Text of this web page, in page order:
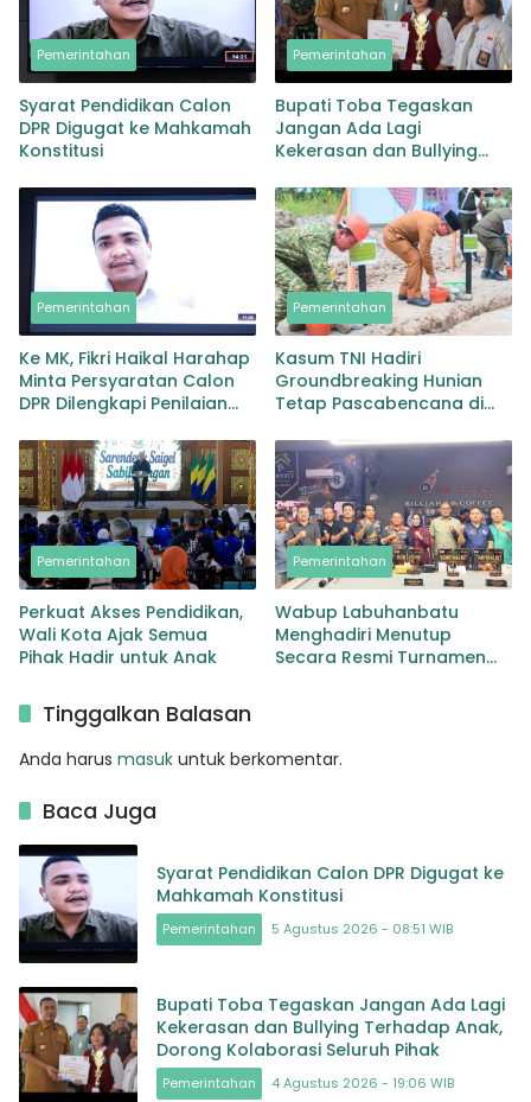
Pemerintahan
Syarat Pendidikan Calon
DPR Digugat ke Mahkamah
Konstitusi
Pemerintahan
Bupati Toba Tegaskan
Jangan Ada Lagi
Kekerasan dan Bullying
Kolaborasi Seluruh Pihak
Pemerintahan
Ke MK, Fikri Haikal Harahap
Minta Persyaratan Calon
DPR Dilengkapi Penilaian
Pemerintahan
Kasum TNI Hadiri
Groundbreaking Hunian
Tetap Pascabencana di
Harapan Baru bagi
Penyintas
Pemerintahan
Perkuat Akses Pendidikan,
Wali Kota Ajak Semua
Pihak Hadir untuk Anak
Pemerintahan
Wabup Labuhanbatu
Menghadiri Menutup
Secara Resmi Turnamen
Tinggalkan Balasan
Anda harus masuk untuk berkomentar.
Baca Juga
Syarat Pendidikan Calon DPR Digugat ke
Mahkamah Konstitusi
Pemerintahan 5 Agustus 2026 - 08:51 WIB
Bupati Toba Tegaskan Jangan Ada Lagi
Kekerasan dan Bullying Terhadap Anak,
Dorong Kolaborasi Seluruh Pihak
Pemerintahan 4 Agustus 2026 - 19:06 WIB